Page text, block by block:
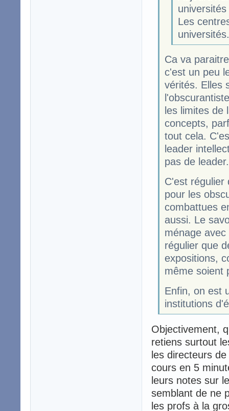
Les
Ca va
c'est un peu
vérités. Elles
les limites de
concepts,
tout cela.
leader
pas de leader.
C'est régulier
pour les
combattues
aussi. Le
ménage
régulier que
expositions,
même soient
Enfin, on est
institutions
Objectivement,
retiens surtout
les directeurs
cours en 5
leurs notes sur
semblant de ne
les profs à la